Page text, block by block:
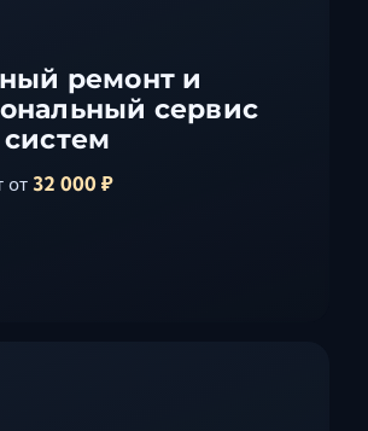
ремонт и
сервис
от 32 000 ₽